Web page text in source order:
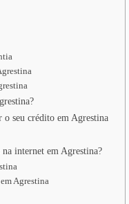
o seu crédito em Agrestina
internet em Agrestina?
Agrestina